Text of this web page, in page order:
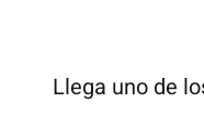
Llega uno de